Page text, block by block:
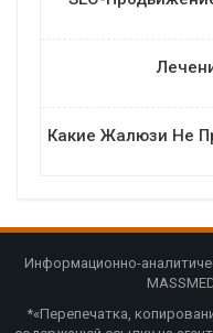
Какие Жалюзи Не
Информационно-
*«Перепечатка,